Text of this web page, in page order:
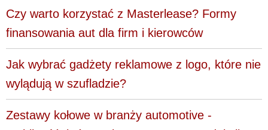
Czy warto korzystać z Masterlease? Formy
finansowania aut dla firm i kierowców
Jak wybrać gadżety reklamowe z logo, które nie
wylądują w szufladzie?
Zestawy kołowe w branży automotive -